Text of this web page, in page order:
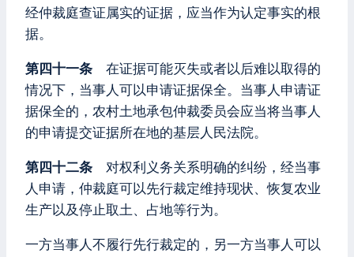
经仲裁庭查证属实的证据，应当作为认定事实的根
据。
第四十一条 在证据可能灭失或者以后难以取得的
情况下，当事人可以申请证据保全。当事人申请证
据保全的，农村土地承包仲裁委员会应当将当事人
的申请提交证据所在地的基层人民法院。
第四十二条 对权利义务关系明确的纠纷，经当事
人申请，仲裁庭可以先行裁定维持现状、恢复农业
生产以及停止取土、占地等行为。
一方当事人不履行先行裁定的，另一方当事人可以